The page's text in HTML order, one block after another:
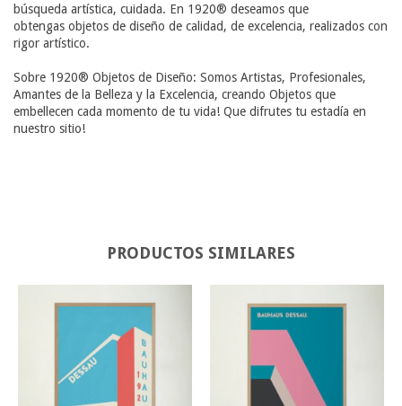
búsqueda artística, cuidada. En 1920® deseamos que
obtengas objetos de diseño de calidad, de excelencia, realizados con
rigor artístico.
Sobre 1920® Objetos de Diseño: Somos Artistas, Profesionales,
Amantes de la Belleza y la Excelencia, creando Objetos que
embellecen cada momento de tu vida! Que difrutes tu estadía en
nuestro sitio!
PRODUCTOS SIMILARES